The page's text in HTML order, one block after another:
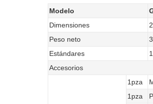
Modelo
Dimensiones
Peso neto
Estándares
Accesorios
1pza
1pza